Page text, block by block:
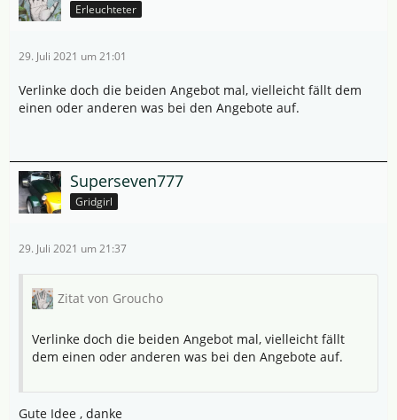
Erleuchteter
29. Juli 2021 um 21:01
Verlinke doch die beiden Angebot mal, vielleicht fällt dem
einen oder anderen was bei den Angebote auf.
Superseven777
Gridgirl
29. Juli 2021 um 21:37
Zitat von Groucho
Verlinke doch die beiden Angebot mal, vielleicht fällt
dem einen oder anderen was bei den Angebote auf.
Gute Idee , danke